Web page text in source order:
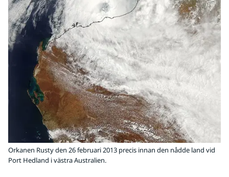
Orkanen Rusty den 26 februari 2013 precis innan den nådde land vid
Port Hedland i västra Australien.